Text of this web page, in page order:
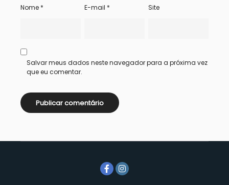
Nome * E-mail * Site
Salvar meus dados neste navegador para a próxima vez
que eu comentar.